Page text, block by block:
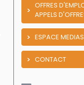
OFFRES
APPELS
ESPACE MEDIAS
CONTACT